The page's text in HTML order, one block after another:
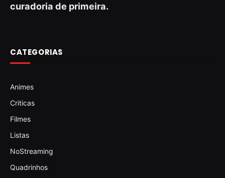
curadoria de primeira.
CATEGORIAS
Animes
Criticas
Filmes
Listas
NoStreaming
Quadrinhos